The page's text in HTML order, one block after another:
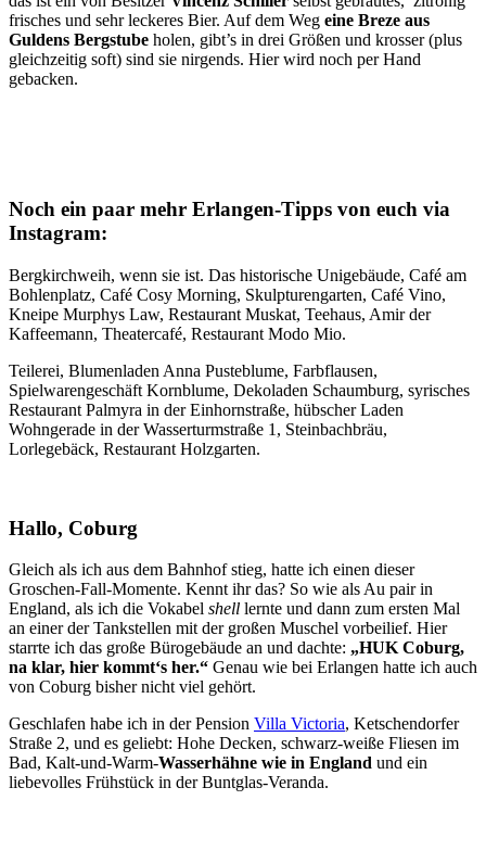
frisches und sehr leckeres Bier. Auf dem Weg eine Breze aus
Guldens Bergstube holen, gibt’s in drei Größen und krosser (plus
gleichzeitig soft) sind sie nirgends. Hier wird noch per Hand
gebacken.
Noch ein paar mehr Erlangen-Tipps von euch via
Instagram:
Bergkirchweih, wenn sie ist. Das historische Unigebäude, Café am
Bohlenplatz, Café Cosy Morning, Skulpturengarten, Café Vino,
Kneipe Murphys Law, Restaurant Muskat, Teehaus, Amir der
Kaffeemann, Theatercafé, Restaurant Modo Mio.
Teilerei, Blumenladen Anna Pusteblume, Farbflausen,
Spielwarengeschäft Kornblume, Dekoladen Schaumburg, syrisches
Restaurant Palmyra in der Einhornstraße, hübscher Laden
Wohngerade in der Wasserturmstraße 1, Steinbachbräu,
Lorlegebäck, Restaurant Holzgarten.
Hallo, Coburg
Gleich als ich aus dem Bahnhof stieg, hatte ich einen dieser
Groschen-Fall-Momente. Kennt ihr das? So wie als Au pair in
England, als ich die Vokabel shell lernte und dann zum ersten Mal
an einer der Tankstellen mit der großen Muschel vorbeilief. Hier
starrte ich das große Bürogebäude an und dachte: „HUK Coburg,
na klar, hier kommt‘s her.“ Genau wie bei Erlangen hatte ich auch
von Coburg bisher nicht viel gehört.
Geschlafen habe ich in der Pension Villa Victoria, Ketschendorfer
Straße 2, und es geliebt: Hohe Decken, schwarz-weiße Fliesen im
Bad, Kalt-und-Warm-Wasserhähne wie in England und ein
liebevolles Frühstück in der Buntglas-Veranda.